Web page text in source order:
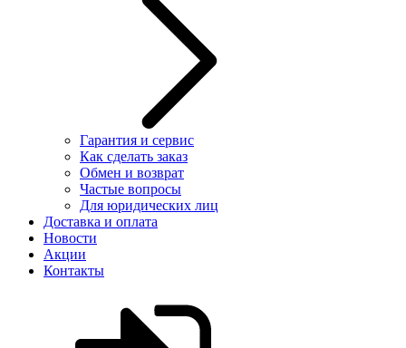
Гарантия и сервис
Как сделать заказ
Обмен и возврат
Частые вопросы
Для юридических лиц
Доставка и оплата
Новости
Акции
Контакты